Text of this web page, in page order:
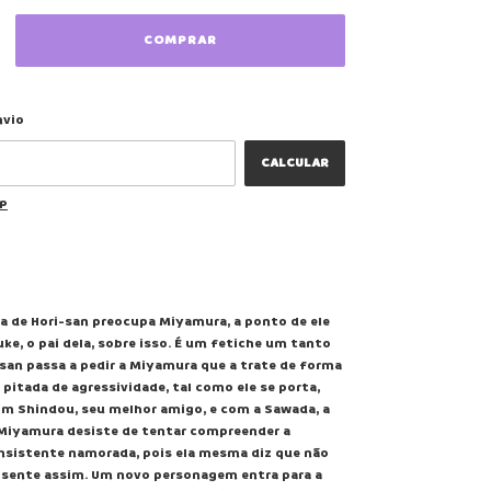
CALCULAR
de Hori-san preocupa Miyamura, a ponto de ele
o pai dela, sobre isso. É um fetiche um tanto
passa a pedir a Miyamura que a trate de forma
pitada de agressividade, tal como ele se porta,
Shindou, seu melhor amigo, e com a Sawada, a
desiste de tentar compreender a
namorada, pois ela mesma diz que não
assim. Um novo personagem entra para a